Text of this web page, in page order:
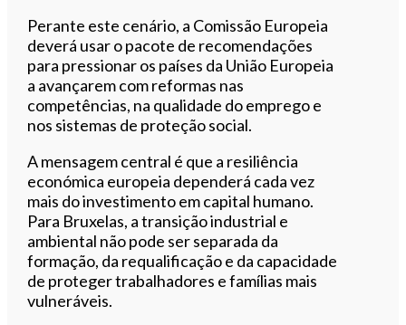
Perante este cenário, a Comissão Europeia
deverá usar o pacote de recomendações
para pressionar os países da União Europeia
a avançarem com reformas nas
competências, na qualidade do emprego e
nos sistemas de proteção social.
A mensagem central é que a resiliência
económica europeia dependerá cada vez
mais do investimento em capital humano.
Para Bruxelas, a transição industrial e
ambiental não pode ser separada da
formação, da requalificação e da capacidade
de proteger trabalhadores e famílias mais
vulneráveis.